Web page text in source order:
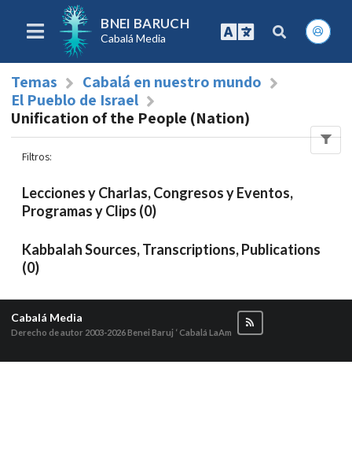
BNEI BARUCH
Cabalá Media
Temas
Cabalá en nuestro mundo
El Pueblo de Israel
Unification of the People (Nation)
Filtros:
Lecciones y Charlas, Congresos y Eventos,
Programas y Clips (0)
Kabbalah Sources, Transcriptions, Publications
(0)
Cabalá Media
Derecho de autor 2003-2026Benei Baruj ‘ Cabalá LaAm